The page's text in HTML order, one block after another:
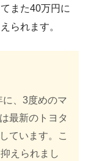
また40万円に
られます。
、3度めのマ
最新のトヨタ
ています。こ
えられまし